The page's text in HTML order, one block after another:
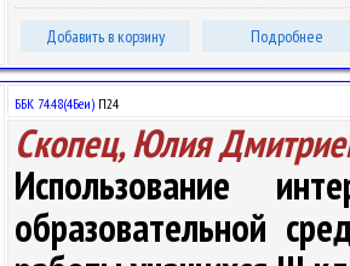
Добавить в корзину Подробнее
ББК 74.48(4Беи) П24
Скопец, Юлия
Использование
образовательной